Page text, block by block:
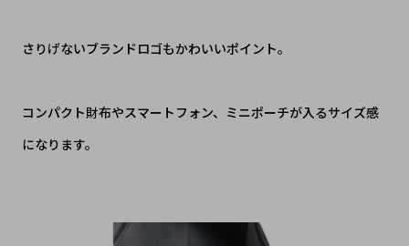
さりげないブランドロゴもかわいいポイント。
コンパクト財布やスマートフォン、ミニポーチが入るサイズ感
になります。